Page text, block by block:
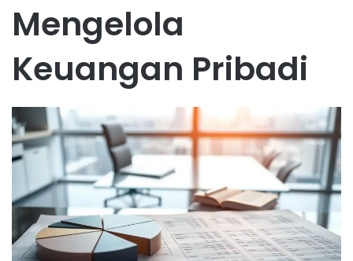
Mengelola
Keuangan Pribadi